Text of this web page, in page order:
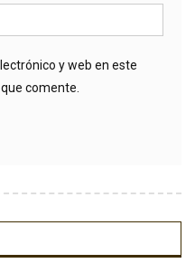
y web en este
comente.